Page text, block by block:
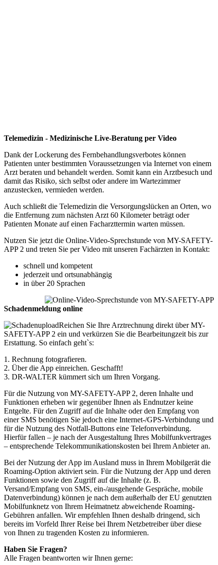
Telemedizin - Medizinische Live-Beratung per Video
Dank der Lockerung des Fernbehandlungsverbotes können
Patienten unter bestimmten Voraussetzungen via Internet von einem
Arzt beraten und behandelt werden. Somit kann ein Arztbesuch und
damit das Risiko, sich selbst oder andere im Wartezimmer
anzustecken, vermieden werden.
Auch schließt die Telemedizin die Versorgungslücken an Orten, wo
die Entfernung zum nächsten Arzt 60 Kilometer beträgt oder
Patienten Monate auf einen Facharzttermin warten müssen.
Nutzen Sie jetzt die Online-Video-Sprechstunde von MY-SAFETY-
APP 2 und treten Sie per Video mit unseren Fachärzten in Kontakt:
schnell und kompetent
jederzeit und ortsunabhängig
in über 20 Sprachen
Schadenmeldung online
Reichen Sie Ihre Arztrechnung direkt über MY-
SAFETY-APP 2 ein und verkürzen Sie die Bearbeitungzeit bis zur
Erstattung. So einfach geht`s:
1. Rechnung fotografieren.
2. Über die App einreichen. Geschafft!
3. DR-WALTER kümmert sich um Ihren Vorgang.
Für die Nutzung von MY-SAFETY-APP 2, deren Inhalte und
Funktionen erheben wir gegenüber Ihnen als Endnutzer keine
Entgelte. Für den Zugriff auf die Inhalte oder den Empfang von
einer SMS benötigen Sie jedoch eine Internet-/GPS-Verbindung und
für die Nutzung des Notfall-Buttons eine Telefonverbindung.
Hierfür fallen – je nach der Ausgestaltung Ihres Mobilfunkvertrages
– entsprechende Telekommunikationskosten bei Ihrem Anbieter an.
Bei der Nutzung der App im Ausland muss in Ihrem Mobilgerät die
Roaming-Option aktiviert sein. Für die Nutzung der App und deren
Funktionen sowie den Zugriff auf die Inhalte (z. B.
Versand/Empfang von SMS, ein-/ausgehende Gespräche, mobile
Datenverbindung) können je nach dem außerhalb der EU genutzten
Mobilfunknetz von Ihrem Heimatnetz abweichende Roaming-
Gebühren anfallen. Wir empfehlen Ihnen deshalb dringend, sich
bereits im Vorfeld Ihrer Reise bei Ihrem Netzbetreiber über diese
von Ihnen zu tragenden Kosten zu informieren.
Haben Sie Fragen?
Alle Fragen beantworten wir Ihnen gerne: